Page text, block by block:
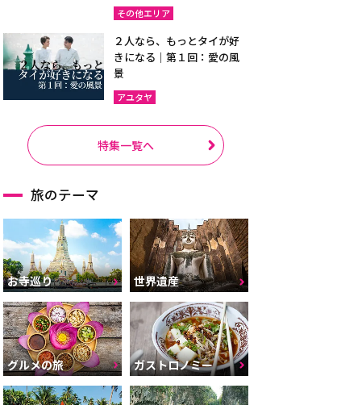
その他エリア
２人なら、もっとタイが好
きになる｜第１回：愛の風
景
アユタヤ
特集一覧へ
旅のテーマ
お寺巡り 世界遺産
グルメの旅 ガストロノミー